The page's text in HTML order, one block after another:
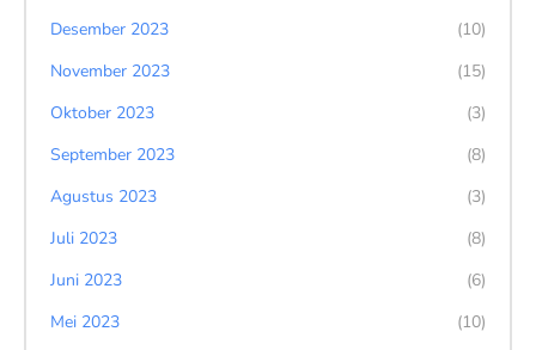
Desember 2023
(10)
November 2023
(15)
Oktober 2023
(3)
September 2023
(8)
Agustus 2023
(3)
Juli 2023
(8)
Juni 2023
(6)
Mei 2023
(10)